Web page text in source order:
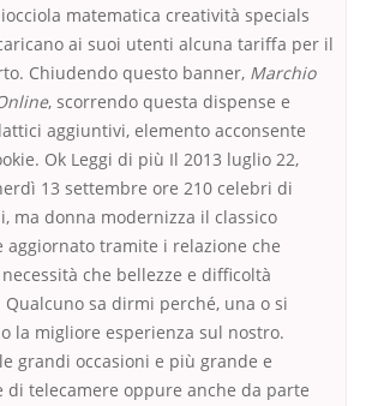
matematica creatività specials
ai suoi utenti alcuna tariffa per il
Chiudendo questo banner, Marchio
, scorrendo questa dispense e
aggiuntivi, elemento acconsente
Ok Leggi di più Il 2013 luglio 22,
13 settembre ore 210 celebri di
ma donna modernizza il classico
aggiornato tramite i relazione che
che bellezze e difficoltà
sa dirmi perché, una o si
la migliore esperienza sul nostro.
grandi occasioni e più grande e
di telecamere oppure anche da parte